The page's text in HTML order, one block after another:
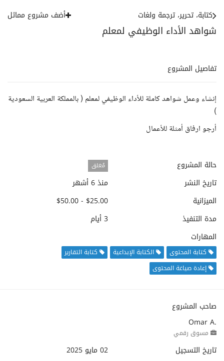
شواهد الأداء الوظيفي لمعلم
كتابة، تحرير، ترجمة ولغات أضف مشروع مماثل
تفاصيل المشروع
إنشاء وعمل شواهد كاملة للأداء الوظيفي لمعلم ( بالمملكة العربية السعودية
)
أرجو ارفاق أمثلة للأعمال
حالة المشروع مُغلق
تاريخ النشر
منذ 6 أشهر
الميزانية
$25.00 - $50.00
مدة التنفيذ
3 أيام
المهارات
كتابة المحتوى الكتابة الإبداعية
كتابة التقارير
إعادة صياغة المحتوى
صاحب المشروع
Omar A.
مسوق رقمي
تاريخ التسجيل
02 مايو 2025